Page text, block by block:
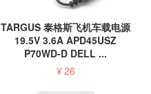
TARGUS 泰格斯飞机车载电源
19.5V 3.6A APD45USZ
P70WD-D DELL ...
¥26